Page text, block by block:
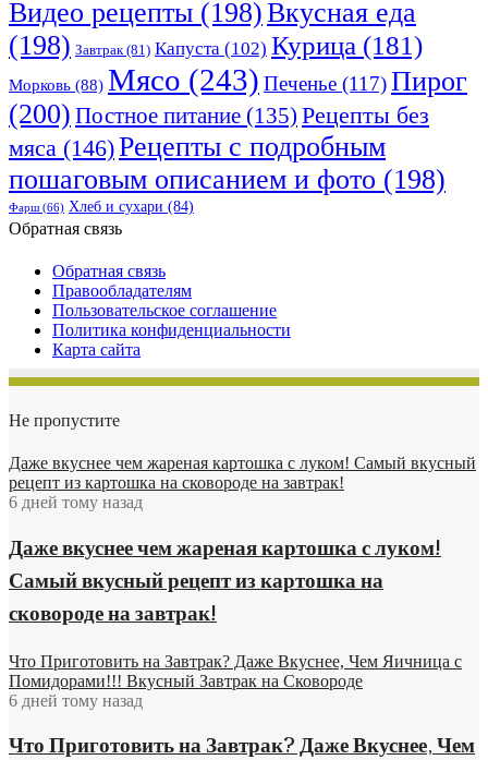
Видео рецепты (198)Вкусная еда
(198) Завтрак(81) Капуста (102) Курица (181)
Морковь (88) Мясо (243) Печенье (117)Пирог
(200) Постное питание (135) Рецепты без
мяса (146)Рецепты с подробным
пошаговым описанием и фото (198)
Фарш(66) Хлеб и сухари (84)
Обратная связь
Обратная связь
Правообладателям
Пользовательское соглашение
Политика конфиденциальности
Карта сайта
Не пропустите
Даже вкуснее чем жареная картошка с луком! Самый вкусный
рецепт из картошка на сковороде на завтрак!
6 дней тому назад
Даже вкуснее чем жареная картошка с луком!
Самый вкусный рецепт из картошка на
сковороде на завтрак!
Что Приготовить на Завтрак? Даже Вкуснее, Чем Яичница с
Помидорами!!! Вкусный Завтрак на Сковороде
6 дней тому назад
Что Приготовить на Завтрак? Даже Вкуснее, Чем